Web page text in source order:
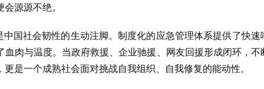
源源不绝。
国社会韧性的生动注脚。制度化的应急管理体系提供了快速
肉与温度。当政府救援、企业驰援、网友回援形成闭环，不
是一个成熟社会面对挑战自我组织、自我修复的能动性。